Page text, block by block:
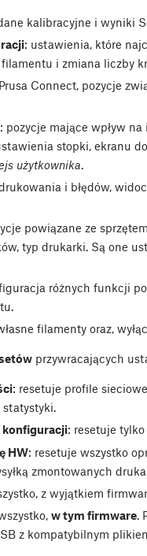
kalibracyjne i wyniki
: ustawienia, które
i zmiana liczby
Connect, pozycje
: pozycje mające wpływ
stopki, ekranu
użytkownika
i błędów,
powiązane ze
typ drukarki. Są one
różnych funkcji
filamenty oraz,
przywracających
: resetuje profile
konfiguracji: resetuje
HW: resetuje wszystko
zmontowanych
z wyjątkiem
w tym firmware.
z kompatybilnym